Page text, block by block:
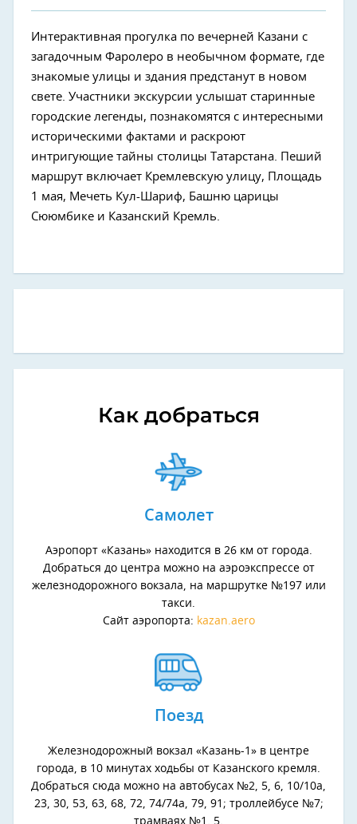
Интерактивная прогулка по вечерней Казани с
загадочным Фаролеро в необычном формате, где
знакомые улицы и здания предстанут в новом
свете. Участники экскурсии услышат старинные
городские легенды, познакомятся с интересными
историческими фактами и раскроют
интригующие тайны столицы Татарстана. Пеший
маршрут включает Кремлевскую улицу, Площадь
1 мая, Мечеть Кул-Шариф, Башню царицы
Сююмбике и Казанский Кремль.
Как добраться
Самолет
Аэропорт «Казань» находится в 26 км от города.
Добраться до центра можно на аэроэкспрессе от
железнодорожного вокзала, на маршрутке №197 или
такси.
Сайт аэропорта: kazan.aero
Поезд
Железнодорожный вокзал «Казань-1» в центре
города, в 10 минутах ходьбы от Казанского кремля.
Добраться сюда можно на автобусах №2, 5, 6, 10/10а,
23, 30, 53, 63, 68, 72, 74/74а, 79, 91; троллейбусе №7;
трамваях №1, 5.